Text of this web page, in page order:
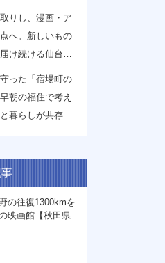
りし、漫画・ア
へ。新しいもの
け続ける仙台駅
ンズ【宮城県仙
った「宿場町の
朝の福住で考え
暮らしが共存す
事
の往復1300kmを
映画館【秋田県